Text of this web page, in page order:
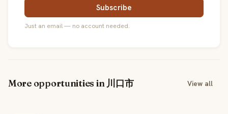
Subscribe
Just an email — no account needed.
More opportunities in 川口市 View all